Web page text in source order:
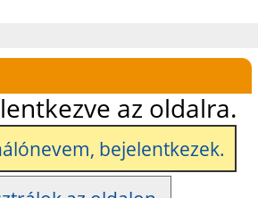
az oldalra.
bejelentkezek.